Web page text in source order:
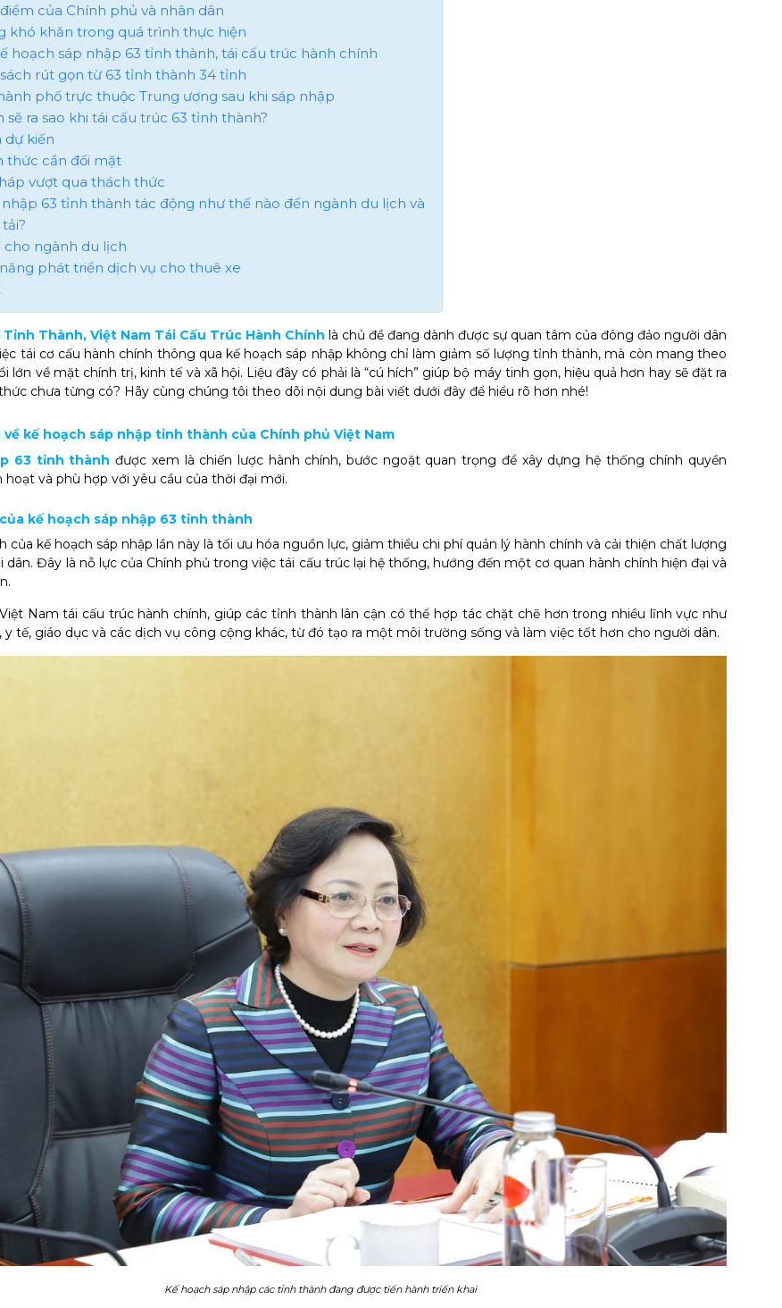
điểm của Chính phủ và nhân dân
khó khăn trong quá trình thực hiện
hoạch sáp nhập 63 tỉnh thành, tái cấu trúc hành chính
sách rút gọn từ 63 tỉnh thành 34 tỉnh
phố trực thuộc Trung ương sau khi sáp nhập
sẽ ra sao khi tái cấu trúc 63 tỉnh thành?
dự kiến
thức cần đối mặt
vượt qua thách thức
nhập 63 tỉnh thành tác động như thế nào đến ngành du lịch và
cho ngành du lịch
năng phát triển dịch vụ cho thuê xe
Tỉnh Thành, Việt Nam Tái Cấu Trúc Hành Chính là chủ đề đang dành được sự quan tâm của đông đảo người dân
tái cơ cấu hành chính thông qua kế hoạch sáp nhập không chỉ làm giảm số lượng tỉnh thành, mà còn mang theo
lớn về mặt chính trị, kinh tế và xã hội. Liệu đây có phải là “cú hích” giúp bộ máy tinh gọn, hiệu quả hơn hay sẽ đặt ra
chưa từng có? Hãy cùng chúng tôi theo dõi nội dung bài viết dưới đây để hiểu rõ hơn nhé!
về kế hoạch sáp nhập tỉnh thành của Chính phủ Việt Nam
63 tỉnh thành được xem là chiến lược hành chính, bước ngoặt quan trọng để xây dựng hệ thống chính quyền
hoạt và phù hợp với yêu cầu của thời đại mới.
của kế hoạch sáp nhập 63 tỉnh thành
của kế hoạch sáp nhập lần này là tối ưu hóa nguồn lực, giảm thiểu chi phí quản lý hành chính và cải thiện chất lượng
dân. Đây là nỗ lực của Chính phủ trong việc tái cấu trúc lại hệ thống, hướng đến một cơ quan hành chính hiện đại và
Nam tái cấu trúc hành chính, giúp các tỉnh thành lân cận có thể hợp tác chặt chẽ hơn trong nhiều lĩnh vực như
y tế, giáo dục và các dịch vụ công cộng khác, từ đó tạo ra một môi trường sống và làm việc tốt hơn cho người dân.
Kế hoạch sáp nhập các tỉnh thành đang được tiến hành triển khai